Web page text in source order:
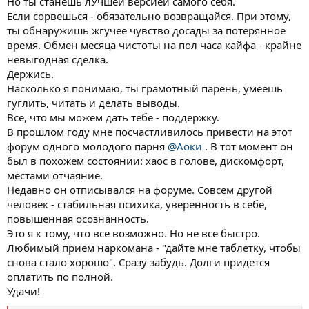
до сих пор. И тут бац, крайние месяца 3 я стал сам себя не
узнавать, потерял интерес абсолютно ко всему, не занимаюсь
проектом, много негативных мыслей, про уверенность в себе
вообще молчу, как-будто ее никогда и не было. В общем стал
забывать себя прежнего. В связи с карантином не было
возможности курить примерно недели две, потом удалось
выбраться на студию и сделать заветные хапочки. Произошло
это около недели назад. Спустя перерыва в две недели меня
здорово ухапало в слюни и в какой-то момент я понял, что все
проблемы ушли, негатива будто и не было, все проблемы
решаемы, коммуникабельность на высоте как и прежде.
Сплошной позитив, казалось бы, наконец-то я стал самим
собой. А потом загнался, что во мне две личности. Накуренный
я, настоящий, а трезвый - человек негатив с низкой
самооценкой. Теперь даже не знаю, ЛСД на меня так повлияло
или ТГК, или все вместе. Да уже и неважно. Страшно за то, что я
никогда не буду прежним, я потерял себя и это факт. Никаких
интересов, мечты и цели на жизнь пропали. Я не знаю чего я
хочу. Какая-то половина меня хочется бороться и мыслить
позитивно, верить, что все будет хорошо, но другая засасывает
меня на дно, и, кажется, она выигрывает. Просто хотелось
высказаться. Думал записаться к психотерапевту, но денег нет.
На работу в связи с ситуацией в стране не устроиться. Бизнес
встал, продаж нет, короче все идет по пизде. Качели заебали, то
Если сорвешься - обязательно возвращайся. При этому,
ты обнаружишь жгучее чувство досады за потерянное
время. Обмен месяца чистоты на пол часа кайфа - крайне
невыгодная сделка.
Держись.
Насколько я понимаю, ты грамотный парень, умеешь
гуглить, читать и делать выводы.
Все, что мы можем дать тебе - поддержку.
В прошлом году мне посчастливилось привести на этот
форум одного молодого парня @Аоки . В тот момент он
был в похожем состоянии: хаос в голове, дискомфорт,
местами отчаяние.
Недавно он отписывался на форуме. Совсем другой
человек - стабильная психика, уверенность в себе,
повышенная осознанность.
Это я к тому, что все возможно. Но не все быстро.
Любимый прием наркомана - "дайте мне таблетку, чтобы
снова стало хорошо". Сразу забудь. Долги придется
оплатить по полной.
Удачи!